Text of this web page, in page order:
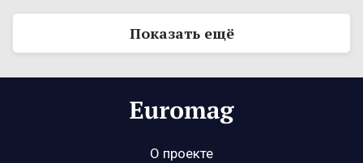
Показать ещё
О проекте